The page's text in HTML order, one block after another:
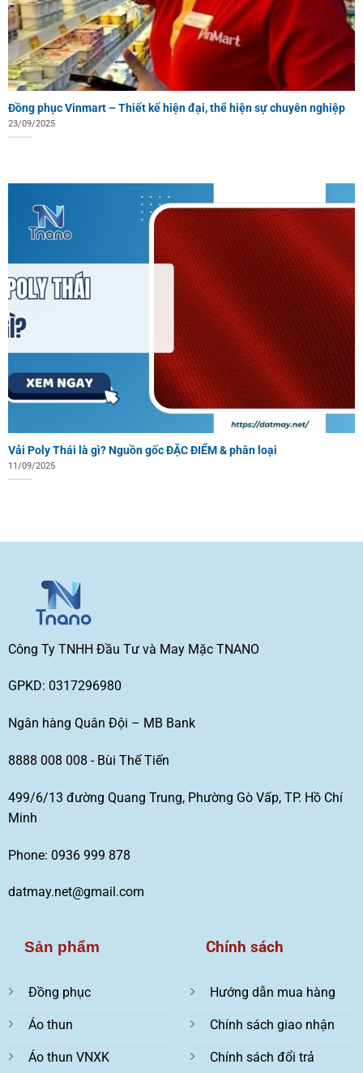
Đồng phục Vinmart – Thiết kế hiện đại, thể hiện sự chuyên nghiệp
23/09/2025
Vải Poly Thái là gì? Nguồn gốc ĐẶC ĐIỂM & phân loại
11/09/2025
Công Ty TNHH Đầu Tư và May Mặc TNANO
GPKD: 0317296980
Ngân hàng Quân Đội – MB Bank
8888 008 008 - Bùi Thế Tiến
499/6/13 đường Quang Trung, Phường Gò Vấp, TP. Hồ Chí
Minh
Phone: 0936 999 878
datmay.net@gmail.com
Sản phẩm
Đồng phục
Áo thun
Áo thun VNXK
Chính sách
Hướng dẫn mua hàng
Chính sách giao nhận
Chính sách đổi trả